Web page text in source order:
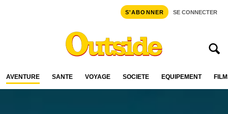
S'ABONNER SE CONNECTER
AVENTURE SANTÉ VOYAGE SOCIÉTÉ ÉQUIPEMENT